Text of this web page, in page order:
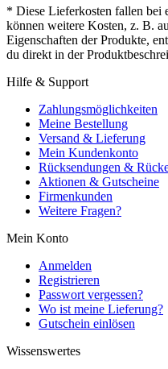
* Diese Lieferkosten fallen bei
können weitere Kosten, z. B.
Eigenschaften der Produkte,
du direkt in der
Hilfe & Support
Zahlungsmöglichkeiten
Meine Bestellung
Versand & Lieferung
Mein Kundenkonto
Rücksendungen &
Aktionen & Gutscheine
Firmenkunden
Weitere Fragen?
Mein Konto
Anmelden
Registrieren
Passwort vergessen?
Wo ist meine Lieferung?
Gutschein einlösen
Wissenswertes